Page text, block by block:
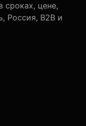
сроках, цене,
Россия, B2B и